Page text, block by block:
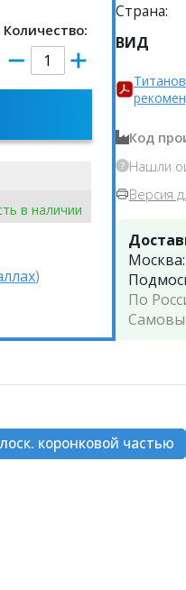
Количество:
в наличии
)
Страна:
ВИД
Код
Нашли
Версия
По
коронковой частью